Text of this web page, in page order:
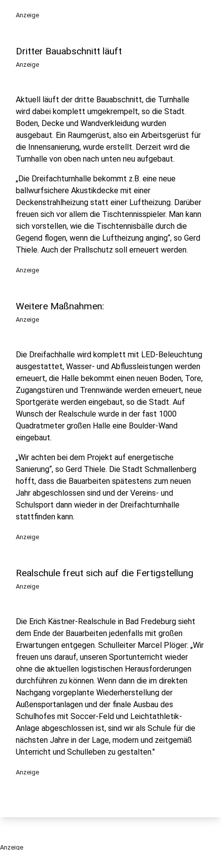
Anzeige
Dritter Bauabschnitt läuft
Anzeige
Aktuell läuft der dritte Bauabschnitt, die Turnhalle
wird dabei komplett umgekrempelt, so die Stadt.
Boden, Decke und Wandverkleidung wurden
ausgebaut. Ein Raumgerüst, also ein Arbeitsgerüst für
die Innensanierung, wurde erstellt. Derzeit wird die
Turnhalle von oben nach unten neu aufgebaut.
„Die Dreifachturnhalle bekommt z.B. eine neue
ballwurfsichere Akustikdecke mit einer
Deckenstrahlheizung statt einer Luftheizung. Darüber
freuen sich vor allem die Tischtennisspieler. Man kann
sich vorstellen, wie die Tischtennisbälle durch die
Gegend flogen, wenn die Luftheizung anging“, so Gerd
Thiele. Auch der Prallschutz soll erneuert werden.
Anzeige
Weitere Maßnahmen:
Anzeige
Die Dreifachhalle wird komplett mit LED-Beleuchtung
ausgestattet, Wasser- und Abflussleistungen werden
erneuert, die Halle bekommt einen neuen Boden, Tore,
Zugangstüren und Trennwände werden erneuert, neue
Sportgeräte werden eingebaut, so die Stadt. Auf
Wunsch der Realschule wurde in der fast 1000
Quadratmeter großen Halle eine Boulder-Wand
eingebaut.
„Wir achten bei dem Projekt auf energetische
Sanierung“, so Gerd Thiele. Die Stadt Schmallenberg
hofft, dass die Bauarbeiten spätestens zum neuen
Jahr abgeschlossen sind und der Vereins- und
Schulsport dann wieder in der Dreifachturnhalle
stattfinden kann.
Anzeige
Realschule freut sich auf die Fertigstellung
Anzeige
Die Erich Kästner-Realschule in Bad Fredeburg sieht
dem Ende der Bauarbeiten jedenfalls mit großen
Erwartungen entgegen. Schulleiter Marcel Plöger: „Wir
freuen uns darauf, unseren Sportunterricht wieder
ohne die aktuellen logistischen Herausforderungen
durchführen zu können. Wenn dann die im direkten
Nachgang vorgeplante Wiederherstellung der
Außensportanlagen und der finale Ausbau des
Schulhofes mit Soccer-Feld und Leichtathletik-
Anlage abgeschlossen ist, sind wir als Schule für die
nächsten Jahre in der Lage, modern und zeitgemäß
Unterricht und Schulleben zu gestalten."
Anzeige
Anzeige